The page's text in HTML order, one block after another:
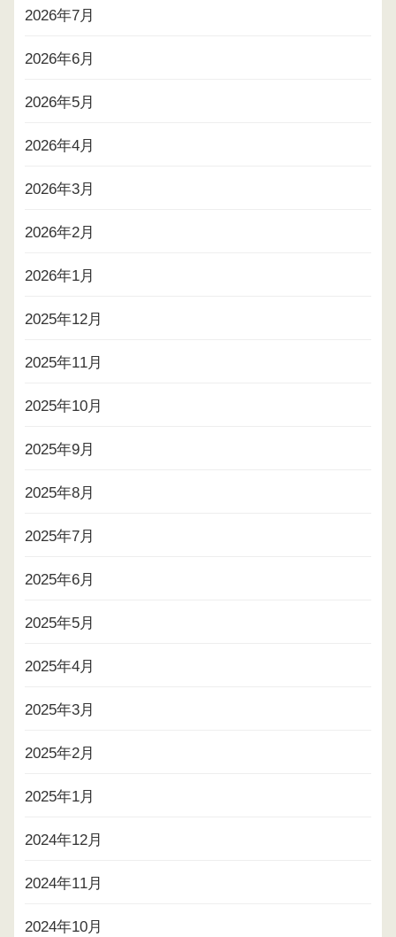
2026年7月
2026年6月
2026年5月
2026年4月
2026年3月
2026年2月
2026年1月
2025年12月
2025年11月
2025年10月
2025年9月
2025年8月
2025年7月
2025年6月
2025年5月
2025年4月
2025年3月
2025年2月
2025年1月
2024年12月
2024年11月
2024年10月